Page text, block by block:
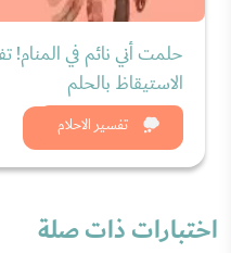
تفسير الاحلام
حلمت أني نائم في
الاستيقاظ بالحلم
شاهد الان
اختبارات ذات صلة